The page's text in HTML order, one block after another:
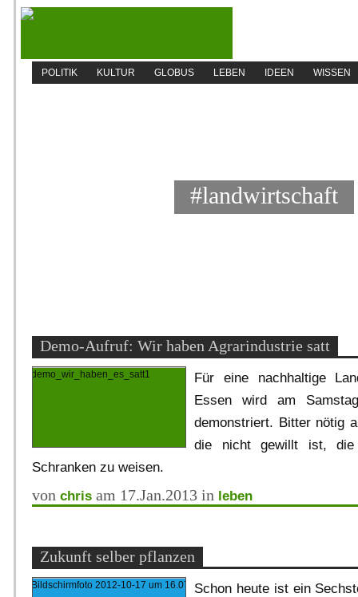
POLITIK KULTUR GLOBUS LEBEN IDEEN WISSEN
#landwirtschaft
Demo-Aufruf: Wir haben Agrarindustrie satt
Für eine nachhaltige
Essen wird am
demonstriert. Bitter nötig
die nicht gewillt ist, die
Schranken zu weisen.
von chris am 17.Jan.2013 in leben
Zukunft selber pflanzen
Schon heute ist ein